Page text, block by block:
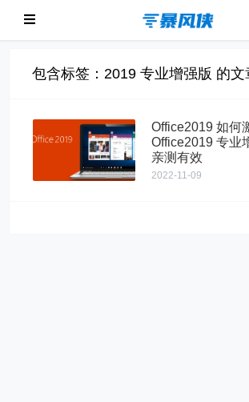
包含标签：2019 专业增强版 的文
Office2019 如何
Office2019 专业
亲测有效
2022-11-09